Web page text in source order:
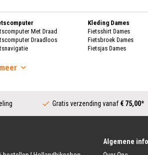
Met Draad
Draadloos
Kleding Dames
Fietsshirt Dames
Fietsbroek Dames
Fietsjas Dames
Regenjas Dames
Regenbroek Dames
Poncho Dames
Fietskleding Heren
meer
Gratis verzending vanaf € 75,00*
Algemene